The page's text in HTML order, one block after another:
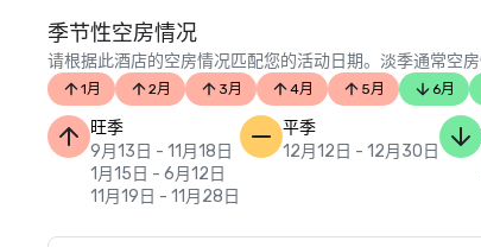
季节性空房情况
请根据此酒店的空房情况匹配您的活动日期。淡季通常空房
1月 2月 3月 4月 5月 6月
旺季
9月13日 - 11月18日
1月15日 - 6月12日
11月19日 - 11月28日
平季
12月12日 - 12月30日